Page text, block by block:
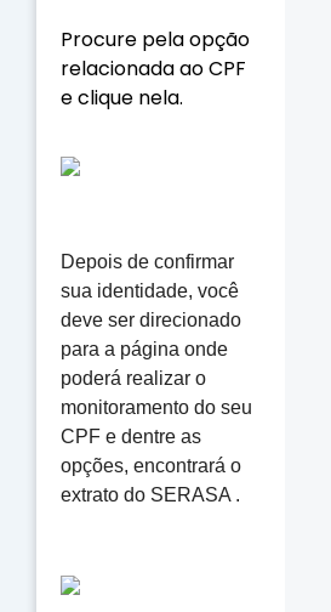
Procure pela opção
relacionada ao CPF
e clique nela.
Depois de confirmar
sua identidade, você
deve ser direcionado
para a página onde
poderá realizar o
monitoramento do seu
CPF e dentre as
opções, encontrará o
extrato do SERASA .